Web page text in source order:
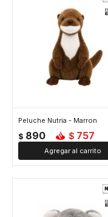
Peluche Nutria - Marron
$ 890 $ 757